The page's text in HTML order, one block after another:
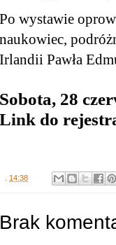
Po wystawie
naukowiec,
Irlandii Pawła
Sobota, 28
Link do
14:38
Brak